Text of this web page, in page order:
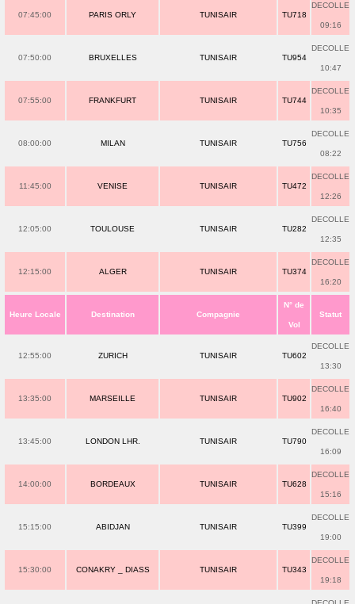
07:45:00 PARIS ORLY TUNISAIR TU718
DECOLLE
09:16
07:50:00 BRUXELLES TUNISAIR TU954
DECOLLE
10:47
07:55:00 FRANKFURT TUNISAIR TU744
DECOLLE
10:35
08:00:00 MILAN TUNISAIR TU756
DECOLLE
08:22
11:45:00 VENISE TUNISAIR TU472
DECOLLE
12:26
12:05:00 TOULOUSE TUNISAIR TU282
DECOLLE
12:35
12:15:00 ALGER TUNISAIR TU374
DECOLLE
16:20
Heure Locale Destination Compagnie
N° de
Vol
Statut
12:55:00 ZURICH TUNISAIR TU602
DECOLLE
13:30
13:35:00 MARSEILLE TUNISAIR TU902
DECOLLE
16:40
13:45:00 LONDON LHR. TUNISAIR TU790
DECOLLE
16:09
14:00:00 BORDEAUX TUNISAIR TU628
DECOLLE
15:16
15:15:00 ABIDJAN TUNISAIR TU399
DECOLLE
19:00
15:30:00 CONAKRY _ DIASS TUNISAIR TU343
DECOLLE
19:18